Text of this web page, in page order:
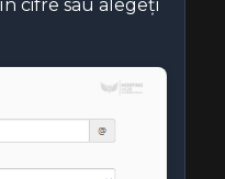
cifre sau alegeți